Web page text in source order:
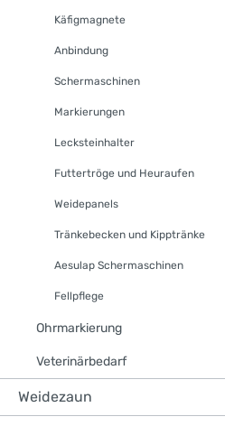
Käfigmagnete
Anbindung
Schermaschinen
Markierungen
Lecksteinhalter
Futtertröge und Heuraufen
Weidepanels
Tränkebecken und Kipptränke
Aesulap Schermaschinen
Fellpflege
Ohrmarkierung
Veterinärbedarf
Weidezaun